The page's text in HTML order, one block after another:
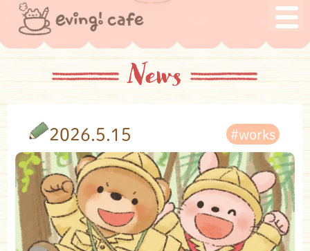
News
2026.5.15 #works